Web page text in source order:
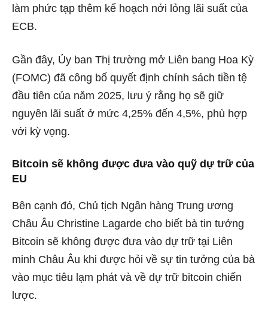
làm phức tạp thêm kế hoạch nới lỏng lãi suất của
ECB.
Gần đây, Ủy ban Thị trường mở Liên bang Hoa Kỳ
(FOMC) đã công bố quyết định chính sách tiền tệ
đầu tiên của năm 2025, lưu ý rằng họ sẽ giữ
nguyên lãi suất ở mức 4,25% đến 4,5%, phù hợp
với kỳ vọng.
Bitcoin sẽ không được đưa vào quỹ dự trữ của
EU
Bên cạnh đó, Chủ tịch Ngân hàng Trung ương
Châu Âu Christine Lagarde cho biết bà tin tưởng
Bitcoin sẽ không được đưa vào dự trữ tại Liên
minh Châu Âu khi được hỏi về sự tin tưởng của bà
vào mục tiêu lạm phát và về dự trữ bitcoin chiến
lược.